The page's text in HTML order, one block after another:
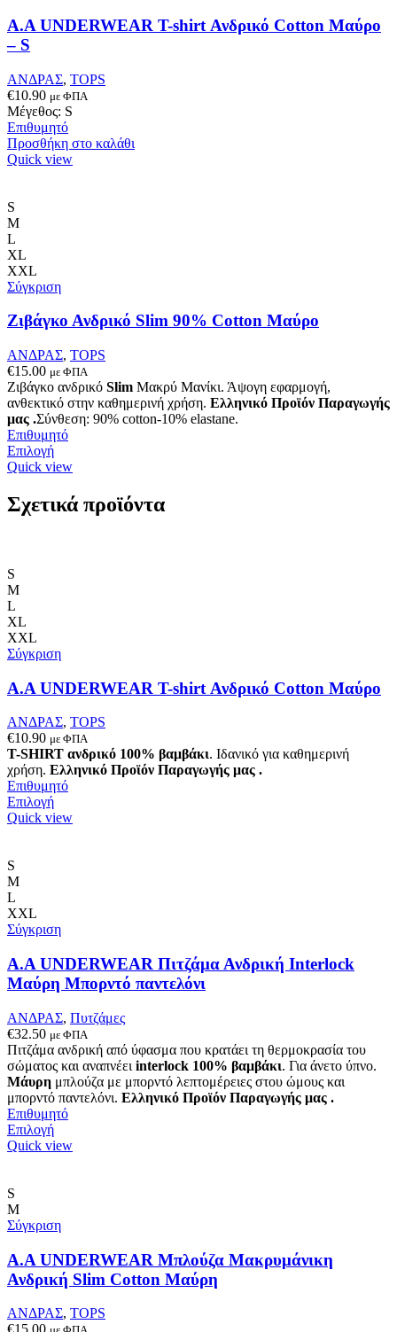
παραλλαγές.
Οι
να
επιλεγούν
στη
σελίδα
του
προϊόντος
Α.A UNDERWEAR T-shirt Ανδρικό Cotton Μαύρο
– S
ΑΝΔΡΑΣ, TOPS
€10.90 με ΦΠΑ
Μέγεθος: S
Επιθυμητό
Προσθήκη στο καλάθι
Quick view
S
M
L
XL
XXL
Σύγκριση
Ζιβάγκο Ανδρικό Slim 90% Cotton Μαύρο
ΑΝΔΡΑΣ, TOPS
€15.00 με ΦΠΑ
Ζιβάγκο ανδρικό Slim Μακρύ Μανίκι. Άψογη εφαρμογή,
ανθεκτικό στην καθημερινή χρήση. Ελληνικό Προϊόν Παραγωγής
μας .Σύνθεση: 90% cotton-10% elastane.
Επιθυμητό
ΕπιλογήΑυτό
το
έχει
πολλαπλές
του
Quick view
Σχετικά προϊόντα
S
M
L
XL
XXL
Σύγκριση
Α.A UNDERWEAR T-shirt Ανδρικό Cotton Μαύρο
ΑΝΔΡΑΣ, TOPS
€10.90 με ΦΠΑ
T-SHIRT ανδρικό 100% βαμβάκι. Ιδανικό για καθημερινή
χρήση. Ελληνικό Προϊόν Παραγωγής μας .
Επιθυμητό
ΕπιλογήΑυτό
το
μπορούν
επιλεγούν
στη
σελίδα
προϊόντος
Quick view
S
M
L
XXL
Σύγκριση
Α.A UNDERWEAR Πιτζάμα Ανδρική Interlock
Μαύρη Μπορντό παντελόνι
ΑΝΔΡΑΣ, Πυτζάμες
€32.50 με ΦΠΑ
Πιτζάμα ανδρική από ύφασμα που κρατάει τη θερμοκρασία του
σώματος και αναπνέει interlock 100% βαμβάκι. Για άνετο ύπνο.
Μάυρη μπλούζα με μπορντό λεπτομέρειες στου ώμους και
μπορντό παντελόνι. Ελληνικό Προϊόν Παραγωγής μας .
Επιθυμητό
ΕπιλογήΑυτό
το
Οι
μπορούν
να
επιλεγούν
σελίδα
Quick view
S
M
Σύγκριση
A.A UNDERWEAR Μπλούζα Μακρυμάνικη
Ανδρική Slim Cotton Μαύρη
ΑΝΔΡΑΣ, TOPS